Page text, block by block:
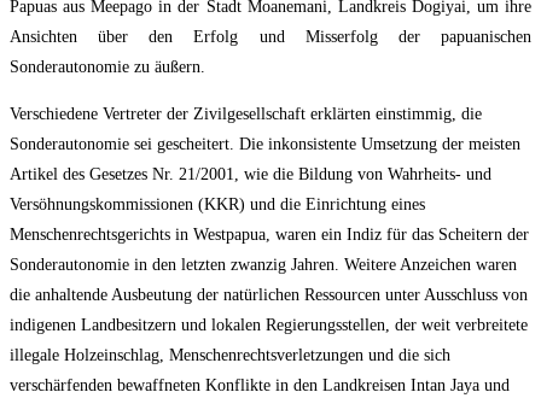
Papuas aus Meepago in der Stadt Moanemani, Landkreis Dogiyai, um ihre
Ansichten über den Erfolg und Misserfolg der papuanischen
Sonderautonomie zu äußern.
Verschiedene Vertreter der Zivilgesellschaft erklärten einstimmig, die
Sonderautonomie sei gescheitert. Die inkonsistente Umsetzung der meisten
Artikel des Gesetzes Nr. 21/2001, wie die Bildung von Wahrheits- und
Versöhnungskommissionen (KKR) und die Einrichtung eines
Menschenrechtsgerichts in Westpapua, waren ein Indiz für das Scheitern der
Sonderautonomie in den letzten zwanzig Jahren. Weitere Anzeichen waren
die anhaltende Ausbeutung der natürlichen Ressourcen unter Ausschluss von
indigenen Landbesitzern und lokalen Regierungsstellen, der weit verbreitete
illegale Holzeinschlag, Menschenrechtsverletzungen und die sich
verschärfenden bewaffneten Konflikte in den Landkreisen Intan Jaya und